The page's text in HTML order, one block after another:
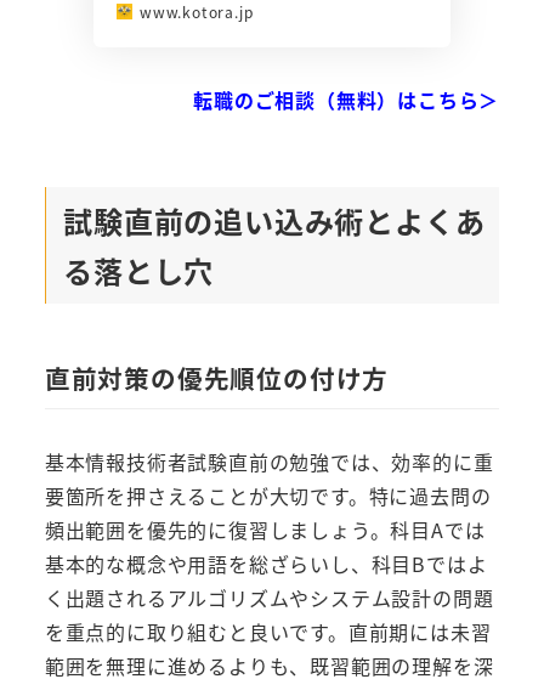
www.kotora.jp
転職のご相談（無料）はこちら＞
試験直前の追い込み術とよくあ
る落とし穴
直前対策の優先順位の付け方
基本情報技術者試験直前の勉強では、効率的に重
要箇所を押さえることが大切です。特に過去問の
頻出範囲を優先的に復習しましょう。科目Aでは
基本的な概念や用語を総ざらいし、科目Bではよ
く出題されるアルゴリズムやシステム設計の問題
を重点的に取り組むと良いです。直前期には未習
範囲を無理に進めるよりも、既習範囲の理解を深